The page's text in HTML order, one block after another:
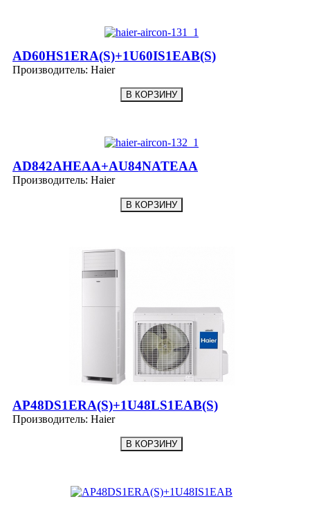
AD60HS1ERA(S)+1U60IS1EAB(S)
Производитель: Haier
AD842AHEAA+AU84NATEAA
Производитель: Haier
AP48DS1ERA(S)+1U48LS1EAB(S)
Производитель: Haier